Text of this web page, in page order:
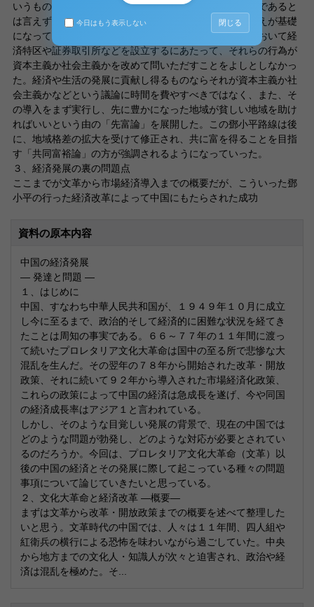
いうものである。この政策には「市場経済が即資本主義であると
は言えず、社会主義にも市場はある」という鄧小平の考えが基礎
になっている。また、鄧小平はこの市場経済導入推進において経
済特区や証券取引所などを設立するにあたって、それらの行為が
資本主義か社会主義かを改めて問いただすことをよしとしなかっ
た。経済や生活の発展に貢献し得るものならそれが資本主義か社
会主義かなどという議論に時間を費やすべきではなく、また、そ
の導入をまず実行し、先に豊かになった地域が貧しい地域を助け
ればいいという由の「先富論」を展開した。この鄧小平路線は後
に、地域格差の拡大を受けて修正され、共に富を得ることを目指
す「共同富裕論」の方が強調されるようになっていった。
３、経済発展の裏の問題点
ここまでが文革から市場経済導入までの概要だが、こういった鄧
小平の行った経済改革によって中国にもたらされた成功
資料の原本内容
中国の経済発展
― 発達と問題 ―
１、はじめに
中国、すなわち中華人民共和国が、１９４９年１０月に成立
し今に至るまで、政治的そして経済的に困難な状況を経てき
たことは周知の事実である。６６～７７年の１１年間に渡っ
て続いたプロレタリア文化大革命は国中の至る所で悲惨な大
混乱を生んだ。その翌年の７８年から開始された改革・開放
政策、それに続いて９２年から導入された市場経済化政策、
これらの政策によって中国の経済は急成長を遂げ、今や同国
の経済成長率はアジア１と言われている。
しかし、そのような目覚しい発展の背景で、現在の中国では
どのような問題が勃発し、どのような対応が必要とされてい
るのだろうか。今回は、プロレタリア文化大革命（文革）以
後の中国の経済とその発展に際して起こっている種々の問題
事項について論じていきたいと思っている。
２、文化大革命と経済改革 ―概要―
まずは文革から改革・開放政策までの概要を述べて整理した
いと思う。文革時代の中国では、人々は１１年間、四人組や
紅衛兵の横行による恐怖を味わいながら過ごしていた。中央
から地方までの文化人・知識人が次々と迫害され、政治や経
済は混乱を極めた。そ...
今日はもう表示しない 閉じる